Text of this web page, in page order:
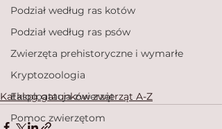
Podział według ras kotów
Podział według ras psów
Zwierzęta prehistoryczne i wymarłe
Kryptozoologia
Eksploatacja zwierząt
Pomoc zwierzętom
Katalog gatunków zwierząt A-Z